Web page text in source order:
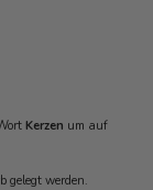
Kerzen um auf
gelegt werden.